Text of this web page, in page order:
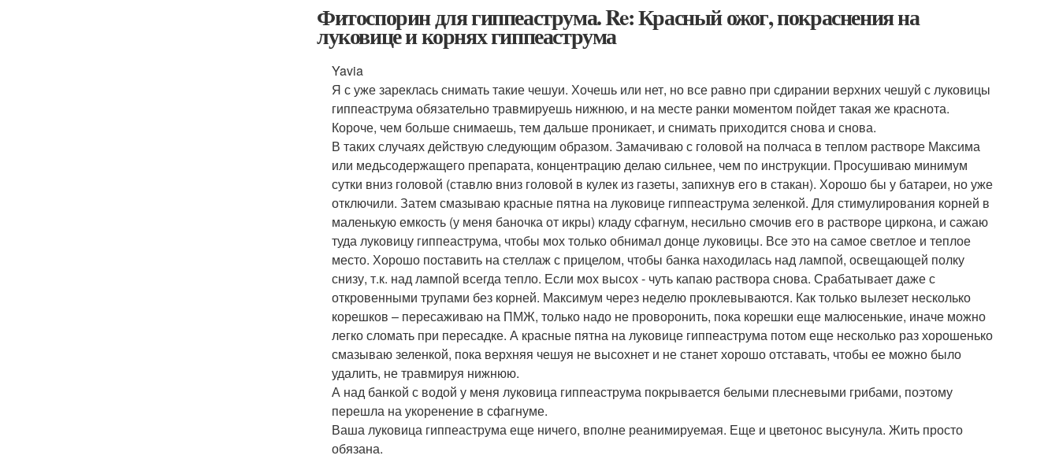
Фитоспорин для гиппеаструма. Re: Красный ожог, покраснения на
луковице и корнях гиппеаструма
Yavia
Я с уже зареклась снимать такие чешуи. Хочешь или нет, но все равно при сдирании верхних чешуй с луковицы
гиппеаструма обязательно травмируешь нижнюю, и на месте ранки моментом пойдет такая же краснота.
Короче, чем больше снимаешь, тем дальше проникает, и снимать приходится снова и снова.
В таких случаях действую следующим образом. Замачиваю с головой на полчаса в теплом растворе Максима
или медьсодержащего препарата, концентрацию делаю сильнее, чем по инструкции. Просушиваю минимум
сутки вниз головой (ставлю вниз головой в кулек из газеты, запихнув его в стакан). Хорошо бы у батареи, но уже
отключили. Затем смазываю красные пятна на луковице гиппеаструма зеленкой. Для стимулирования корней в
маленькую емкость (у меня баночка от икры) кладу сфагнум, несильно смочив его в растворе циркона, и сажаю
туда луковицу гиппеаструма, чтобы мох только обнимал донце луковицы. Все это на самое светлое и теплое
место. Хорошо поставить на стеллаж с прицелом, чтобы банка находилась над лампой, освещающей полку
снизу, т.к. над лампой всегда тепло. Если мох высох - чуть капаю раствора снова. Срабатывает даже с
откровенными трупами без корней. Максимум через неделю проклевываются. Как только вылезет несколько
корешков – пересаживаю на ПМЖ, только надо не проворонить, пока корешки еще малюсенькие, иначе можно
легко сломать при пересадке. А красные пятна на луковице гиппеаструма потом еще несколько раз хорошенько
смазываю зеленкой, пока верхняя чешуя не высохнет и не станет хорошо отставать, чтобы ее можно было
удалить, не травмируя нижнюю.
А над банкой с водой у меня луковица гиппеаструма покрывается белыми плесневыми грибами, поэтому
перешла на укоренение в сфагнуме.
Ваша луковица гиппеаструма еще ничего, вполне реанимируемая. Еще и цветонос высунула. Жить просто
обязана.